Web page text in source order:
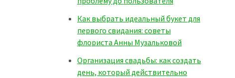
Как выбрать идеальный букет для
первого свидания: советы
флориста Анны Музальковой
Организация свадьбы: как создать
день, который действительно